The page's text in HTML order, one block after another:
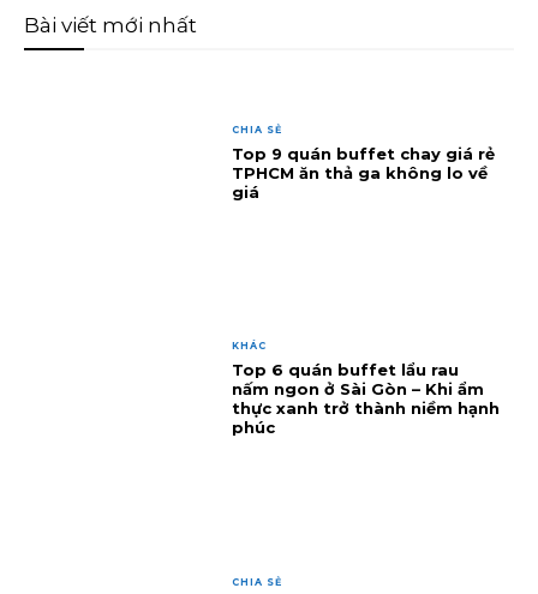
Bài viết mới nhất
CHIA SẺ
Top 9 quán buffet chay giá rẻ
TPHCM ăn thả ga không lo về
giá
KHÁC
Top 6 quán buffet lẩu rau
nấm ngon ở Sài Gòn – Khi ẩm
thực xanh trở thành niềm hạnh
phúc
CHIA SẺ